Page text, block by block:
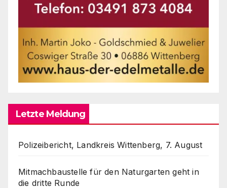
Letzte Meldung
Polizeibericht, Landkreis Wittenberg, 7. August
Mitmachbaustelle für den Naturgarten geht in
die dritte Runde